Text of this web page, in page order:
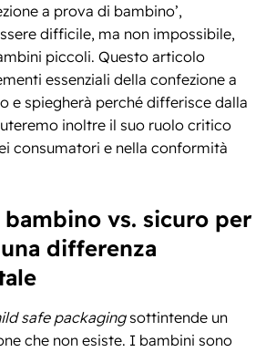
a prova di bambino’,
difficile, ma non impossibile,
piccoli. Questo articolo
essenziali della confezione a
e spiegherà perché differisce dalla
inoltre il suo ruolo critico
consumatori e nella conformità
vs. sicuro per
differenza
safe packagingsottintende un
che non esiste. I bambini sono